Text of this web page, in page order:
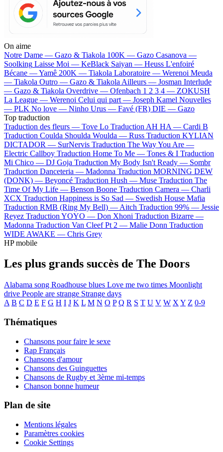
On aime
Notre Dame — Gazo & Tiakola 100K — Gazo Casanova —
Soolking Laisse Moi — KeBlack Saiyan — Heuss L'enfoiré
Bécane —Yamê 200K — Tiakola Laboratoire — Werenoi Meuda
— Tiakola Outro — Gazo & Tiakola Ailleurs — Josman Interlude
— Gazo & Tiakola Overdrive — Ofenbach 1 2 3 4 — ZOKUSH
La League — Werenoi Celui qui part — Joseph Kamel Nouvelles
— PLK No love — Ninho Urus — Favé (FR) DIE — Gazo
Top traduction
Traduction des fleurs — Tove Lo Traduction AH HA — Cardi B
Traduction Coulda Shoulda Woulda — Russ Traduction KYLIAN
DICTADOR — SurNervis Traduction The Way You Are —
Electric Callboy Traduction Home To Me — Tones & I Traduction
Mi Chico — DJ Goja Traduction My Body Isn't Ready — Sombr
Traduction Danceteria — Madonna Traduction MORNING DEW
(DONK) — Beyoncé Traduction Hush — Muse Traduction The
Time Of My Life — Benson Boone Traduction Camera — Charli
XCX Traduction Happiness is So Sad — Swedish House Mafia
Traduction RMB (Ring My Bell) — Aitch Traduction 99% — Jessie
Reyez Traduction YOYO — Don Xhoni Traduction Bizarre —
Madonna Traduction Van Cleef Pt 2 — Malie Donn Traduction
WIDE AWAKE — Chris Grey
HP mobile
Les plus grands succès de The Doors
Alabama song Roadhouse blues Love me two times Moonlight
drive People are strange Strange days
A B C D E F G H I J K L M N O P Q R S T U V W X Y Z 0-9
Thématiques
Chansons pour faire le sexe
Rap Français
Chansons d'amour
Chansons des Guinguettes
Chansons de Rugby et 3ème mi-temps
Chanson bonne humeur
Plan de site
Mentions légales
Paramètres cookies
Cookie Settings